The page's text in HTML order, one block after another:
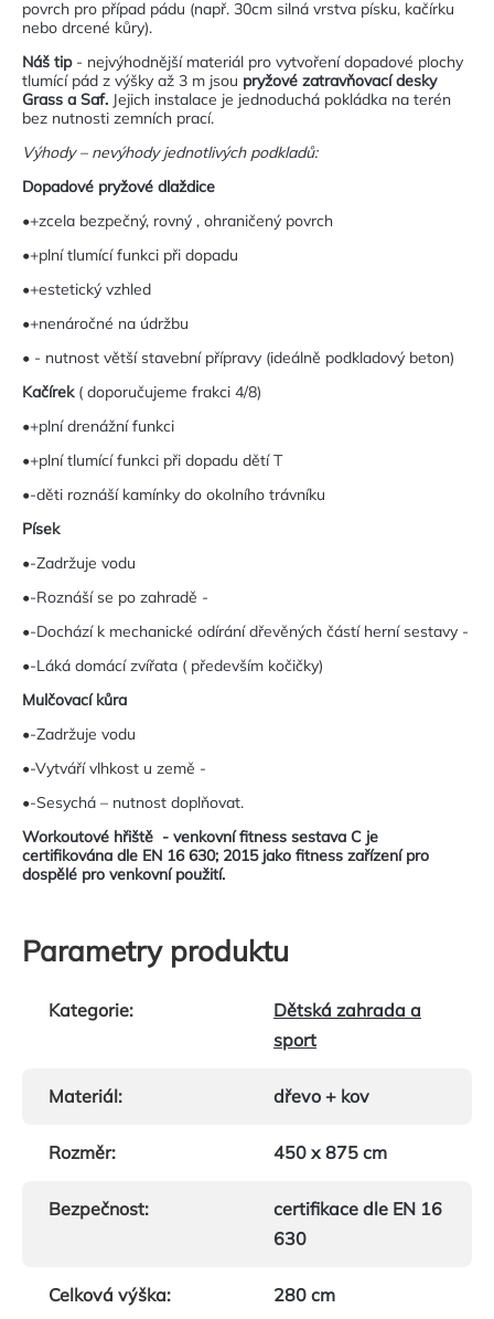
povrch pro případ pádu (např. 30cm silná vrstva písku, kačírku
nebo drcené kůry).
Náš tip- nejvýhodnější materiál pro vytvoření dopadové plochy
tlumící pád z výšky až 3 m jsou pryžové zatravňovací desky
Grass a Saf. Jejich instalace je jednoduchá pokládka na terén
bez nutnosti zemních prací.
Výhody – nevýhody jednotlivých podkladů:
Dopadové pryžové dlaždice
•+zcela bezpečný, rovný , ohraničený povrch
•+plní tlumící funkci při dopadu
•+estetický vzhled
•+nenáročné na údržbu
• - nutnost větší stavební přípravy (ideálně podkladový beton)
Kačírek( doporučujeme frakci 4/8)
•+plní drenážní funkci
•+plní tlumící funkci při dopadu dětí T
•-děti roznáší kamínky do okolního trávníku
Písek
•-Zadržuje vodu
•-Roznáší se po zahradě -
•-Dochází k mechanické odírání dřevěných částí herní sestavy -
•-Láká domácí zvířata ( především kočičky)
Mulčovací kůra
•-Zadržuje vodu
•-Vytváří vlhkost u země -
•-Sesychá – nutnost doplňovat.
Workoutové hřiště - venkovní fitness sestava C je
certifikována dle EN 16 630; 2015 jako fitness zařízení pro
dospělé pro venkovní použití.
Parametry produktu
Kategorie:
Dětská zahrada a
sport
Materiál: dřevo + kov
Rozměr: 450 x 875 cm
Bezpečnost:
certifikace dle EN 16
630
Celková výška: 280 cm